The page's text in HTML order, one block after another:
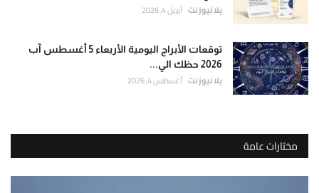
يلا نيوز نت أبريل 4, 2026
توقعات الأبراج اليومية الأربعاء 5 أغسطس آب
2026 حظك الي...
يلا نيوز نت أغسطس 4, 2026
مختارات عامة